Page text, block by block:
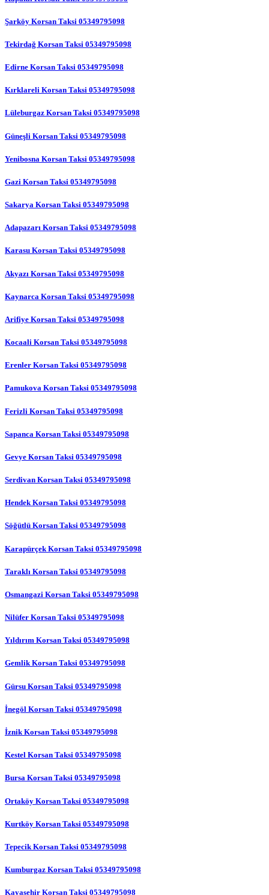
Şarköy Korsan Taksi 05349795098
Tekirdağ Korsan Taksi 05349795098
Edirne Korsan Taksi 05349795098
Kırklareli Korsan Taksi 05349795098
Lüleburgaz Korsan Taksi 05349795098
Güneşli Korsan Taksi 05349795098
Yenibosna Korsan Taksi 05349795098
Gazi Korsan Taksi 05349795098
Sakarya Korsan Taksi 05349795098
Adapazarı Korsan Taksi 05349795098
Karasu Korsan Taksi 05349795098
Akyazı Korsan Taksi 05349795098
Kaynarca Korsan Taksi 05349795098
Arifiye Korsan Taksi 05349795098
Kocaali Korsan Taksi 05349795098
Erenler Korsan Taksi 05349795098
Pamukova Korsan Taksi 05349795098
Ferizli Korsan Taksi 05349795098
Sapanca Korsan Taksi 05349795098
Gevye Korsan Taksi 05349795098
Serdivan Korsan Taksi 05349795098
Hendek Korsan Taksi 05349795098
Söğütlü Korsan Taksi 05349795098
Karapürçek Korsan Taksi 05349795098
Taraklı Korsan Taksi 05349795098
Osmangazi Korsan Taksi 05349795098
Nilüfer Korsan Taksi 05349795098
Yıldırım Korsan Taksi 05349795098
Gemlik Korsan Taksi 05349795098
Gürsu Korsan Taksi 05349795098
İnegöl Korsan Taksi 05349795098
İznik Korsan Taksi 05349795098
Kestel Korsan Taksi 05349795098
Bursa Korsan Taksi 05349795098
Ortaköy Korsan Taksi 05349795098
Kurtköy Korsan Taksi 05349795098
Tepecik Korsan Taksi 05349795098
Kumburgaz Korsan Taksi 05349795098
Kayaşehir Korsan Taksi 05349795098